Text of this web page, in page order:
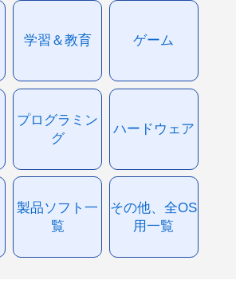
学習＆教育 ゲーム
プログラミン
グ
ハードウェア
製品ソフト一
覧
その他、全OS
用一覧